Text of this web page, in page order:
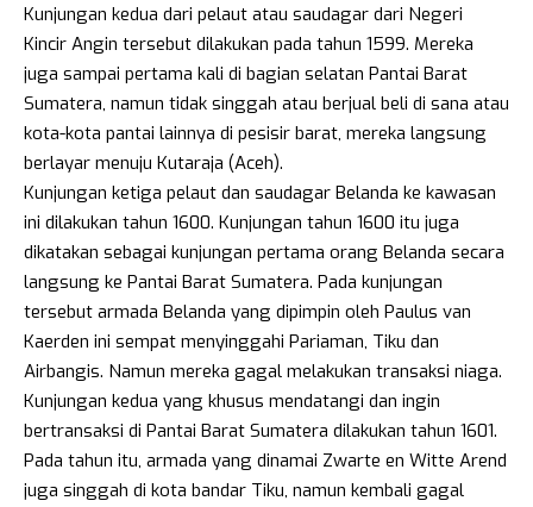
Kunjungan kedua dari pelaut atau saudagar dari Negeri
Kincir Angin tersebut dilakukan pada tahun 1599. Mereka
juga sampai pertama kali di bagian selatan Pantai Barat
Sumatera, namun tidak singgah atau berjual beli di sana atau
kota-kota pantai lainnya di pesisir barat, mereka langsung
berlayar menuju Kutaraja (Aceh).
Kunjungan ketiga pelaut dan saudagar Belanda ke kawasan
ini dilakukan tahun 1600. Kunjungan tahun 1600 itu juga
dikatakan sebagai kunjungan pertama orang Belanda secara
langsung ke Pantai Barat Sumatera. Pada kunjungan
tersebut armada Belanda yang dipimpin oleh Paulus van
Kaerden ini sempat menyinggahi Pariaman, Tiku dan
Airbangis. Namun mereka gagal melakukan transaksi niaga.
Kunjungan kedua yang khusus mendatangi dan ingin
bertransaksi di Pantai Barat Sumatera dilakukan tahun 1601.
Pada tahun itu, armada yang dinamai Zwarte en Witte Arend
juga singgah di kota bandar Tiku, namun kembali gagal